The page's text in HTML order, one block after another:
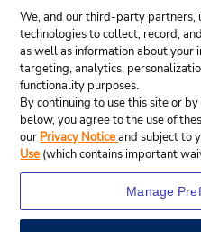
We, and our third-party partners,
technologies to collect, record,
as well as information about your
targeting, analytics,
functionality purposes.
By continuing to use this site or
below, you agree to the use of
our Privacy Noticeand subject to
Use (which contains important
Manage